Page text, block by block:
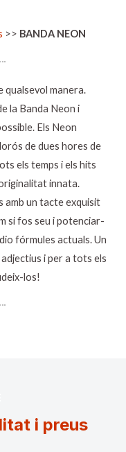
>> BANDA NEON
qualsevol manera.
la Banda Neon i
Els Neon
de dues hores de
els temps i els hits
innata.
amb un tacte exquisit
si fos seu i potenciar-
fórmules actuals. Un
i per a tots els
los!
i preus